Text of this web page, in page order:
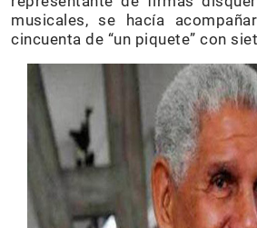
musicales, se hacía
cincuenta de “un piquete” con